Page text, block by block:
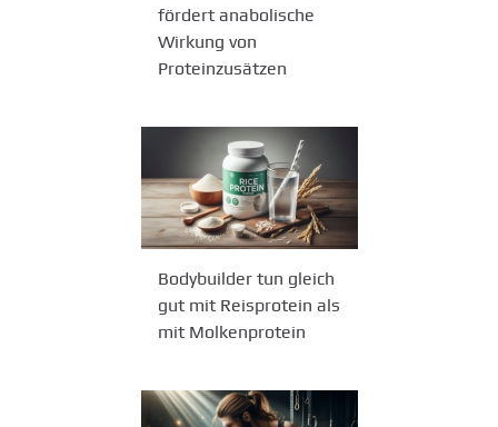
fördert anabolische
Wirkung von
Proteinzusätzen
Bodybuilder tun gleich
gut mit Reisprotein als
mit Molkenprotein